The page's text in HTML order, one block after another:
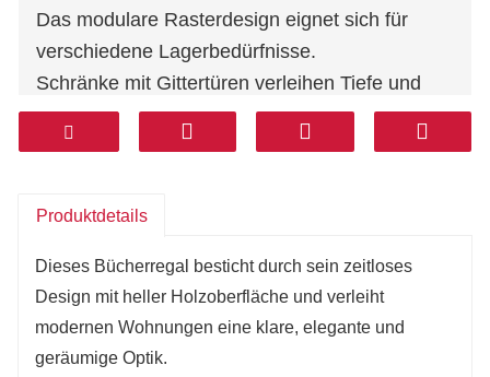
Das modulare Rasterdesign eignet sich für
verschiedene Lagerbedürfnisse.
Schränke mit Gittertüren verleihen Tiefe und
optischer Struktur.
Die integrierte warme LED-Beleuchtung
Bietet die perfekte Balance zwischen Stauraum
Produktdetails
Dieses Bücherregal besticht durch sein zeitloses
Design mit heller Holzoberfläche und verleiht
modernen Wohnungen eine klare, elegante und
geräumige Optik.